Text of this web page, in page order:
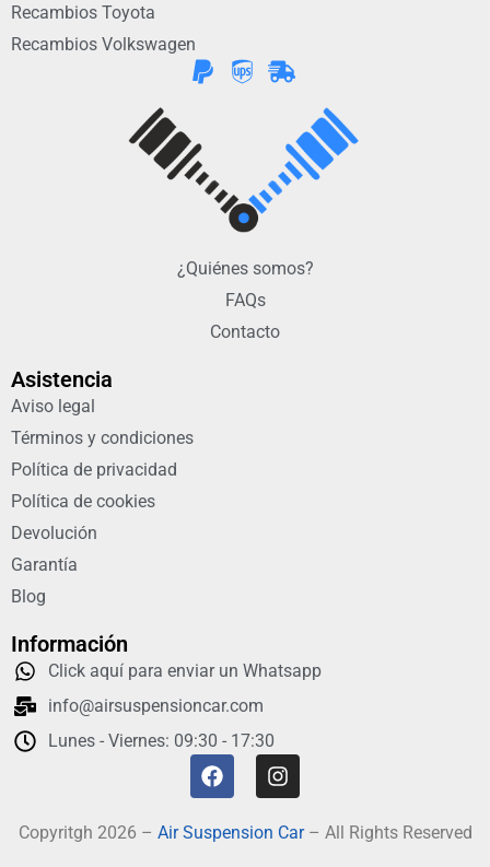
Recambios Toyota
Recambios Volkswagen
¿Quiénes somos?
FAQs
Contacto
Asistencia
Aviso legal
Términos y condiciones
Política de privacidad
Política de cookies
Devolución
Garantía
Blog
Información
Click aquí para enviar un Whatsapp
info@airsuspensioncar.com
Lunes - Viernes: 09:30 - 17:30
Copyritgh 2026 – Air Suspension Car– All Rights Reserved